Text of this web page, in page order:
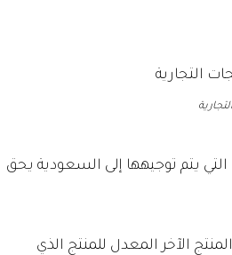
يتم توجيهها إلى السعودية يحق
الآخر المعدل للمنتج الذي